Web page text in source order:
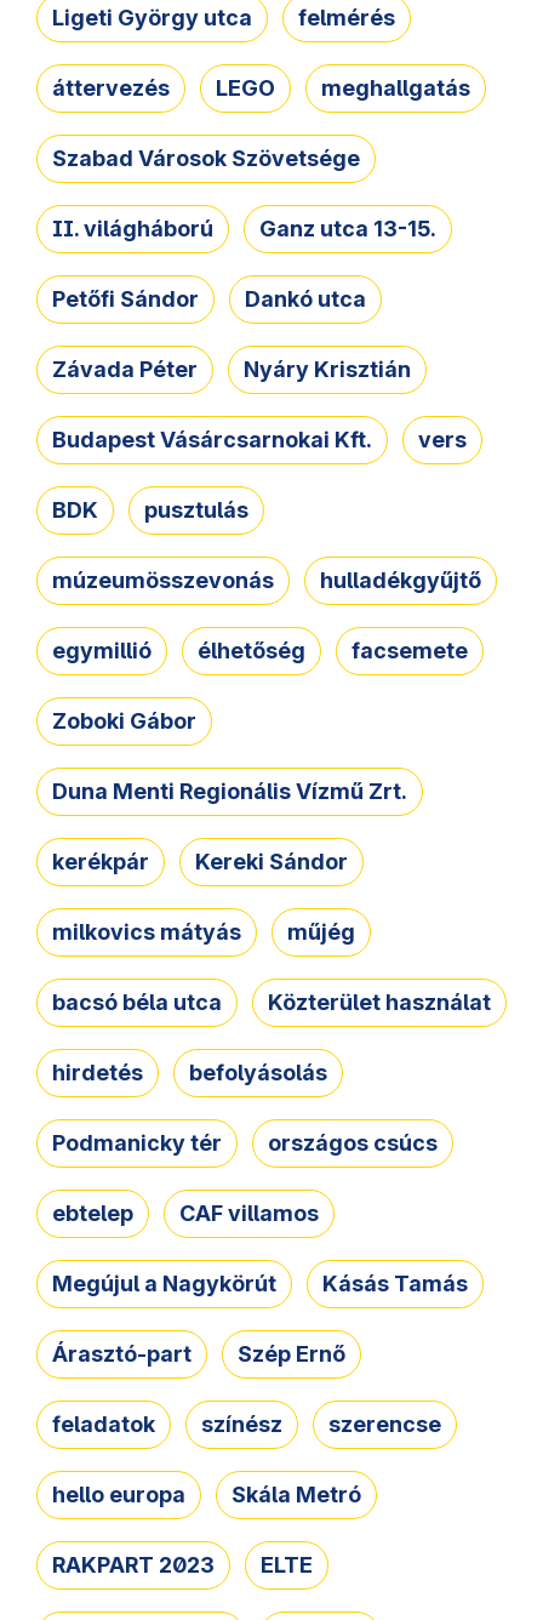
Ligeti György utca felmérés
áttervezés LEGO meghallgatás
Szabad Városok Szövetsége
II. világháború Ganz utca 13-15.
Petőfi Sándor Dankó utca
Závada Péter Nyáry Krisztián
Budapest Vásárcsarnokai Kft. vers
BDK pusztulás
múzeumösszevonás hulladékgyűjtő
egymillió élhetőség facsemete
Zoboki Gábor
Duna Menti Regionális Vízmű Zrt.
kerékpár Kereki Sándor
milkovics mátyás műjég
bacsó béla utca Közterület használat
hirdetés befolyásolás
Podmanicky tér országos csúcs
ebtelep CAF villamos
Megújul a Nagykörút Kásás Tamás
Árasztó-part Szép Ernő
feladatok színész szerencse
hello europa Skála Metró
RAKPART 2023 ELTE